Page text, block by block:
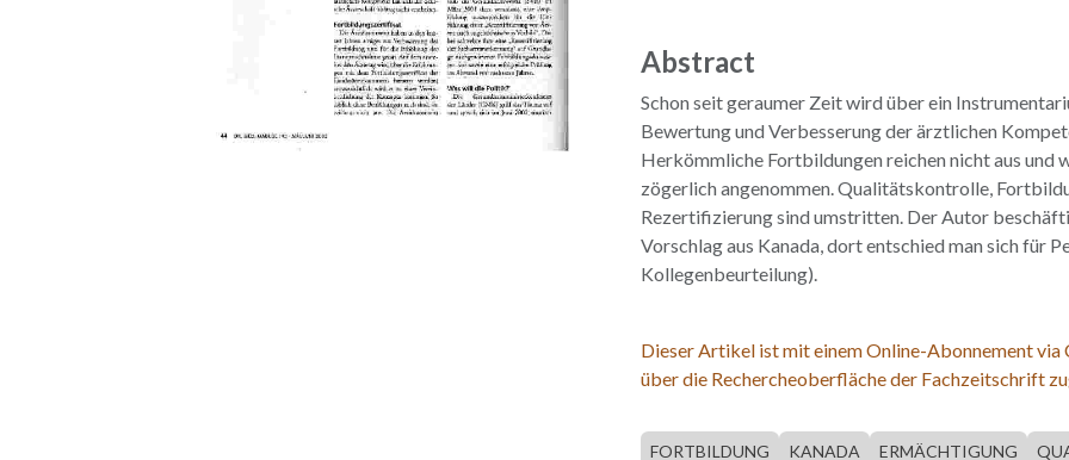
Abstract
Schon seit geraumer Zeit wird über ein
Bewertung und Verbesserung der ärztlichen
Herkömmliche Fortbildungen reichen nicht aus und
zögerlich angenommen. Qualitätskontrolle,
Rezertifizierung sind umstritten. Der Autor
Vorschlag aus Kanada, dort entschied man sich für
Kollegenbeurteilung).
Dieser Artikel ist mit einem Online-Abonnement via
über die Rechercheoberfläche der Fachzeitschrift
FORTBILDUNG KANADA ERMÄCHTIGUNG